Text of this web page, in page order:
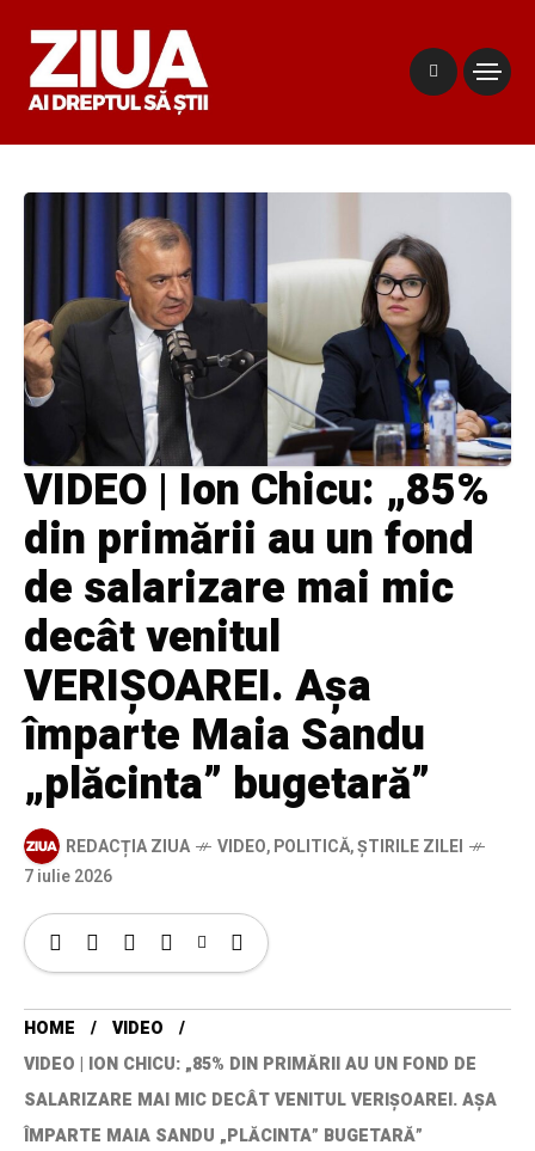
VIDEO | Ion Chicu: „85%
din primării au un fond
de salarizare mai mic
decât venitul
VERIȘOAREI. Așa
împarte Maia Sandu
„plăcinta” bugetară”
REDACȚIA ZIUA VIDEO,POLITICĂ,ȘTIRILE ZILEI
7 iulie 2026
HOME
VIDEO
VIDEO | ION CHICU: „85% DIN PRIMĂRII AU UN FOND DE
SALARIZARE MAI MIC DECÂT VENITUL VERIȘOAREI. AȘA
ÎMPARTE MAIA SANDU „PLĂCINTA” BUGETARĂ”